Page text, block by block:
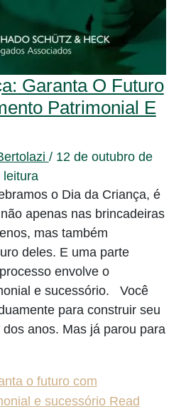
Garanta O Futuro
Patrimonial E
/ 12 de outubro de
leitura
o Dia da Criança, é
apenas nas brincadeiras
mas também
deles. E uma parte
envolve o
e sucessório. Você
para construir seu
anos. Mas já parou para
o futuro com
e sucessórioRead